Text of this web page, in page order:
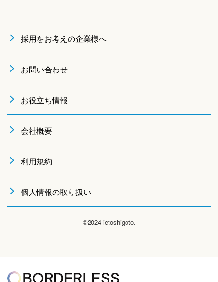
採用をお考えの企業様へ
お問い合わせ
お役立ち情報
会社概要
利用規約
個人情報の取り扱い
©2024 ietoshigoto.